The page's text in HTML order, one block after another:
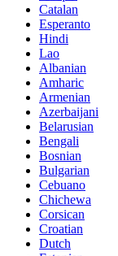
Catalan
Esperanto
Hindi
Lao
Albanian
Amharic
Armenian
Azerbaijani
Belarusian
Bengali
Bosnian
Bulgarian
Cebuano
Chichewa
Corsican
Croatian
Dutch